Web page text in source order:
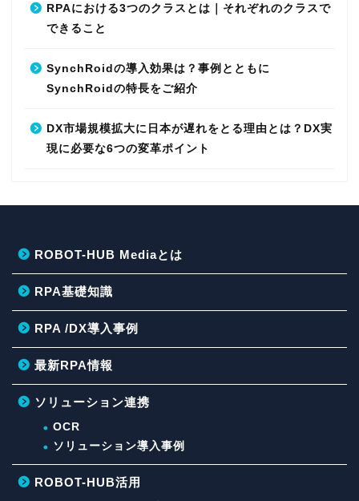
RPAにおける3つのクラスとは｜それぞれのクラスで
できること
SynchRoidの導入効果は？事例とともに
SynchRoidの特長をご紹介
DX市場規模拡大に日本が遅れをとる理由とは？DX実
現に必要な6つの変革ポイント
ROBOT-HUB Mediaとは
RPA基礎知識
RPA /DX導入事例
最新RPA情報
ソリューション連携
OCR
ソリューション導入事例
ROBOT-HUB活用